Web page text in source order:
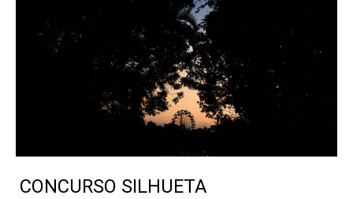
CONCURSO SILHUETA